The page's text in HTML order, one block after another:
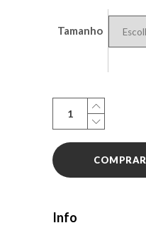
Tamanho
Adesivo:
Arara
Manga
Rosa
COMPRAR
Info